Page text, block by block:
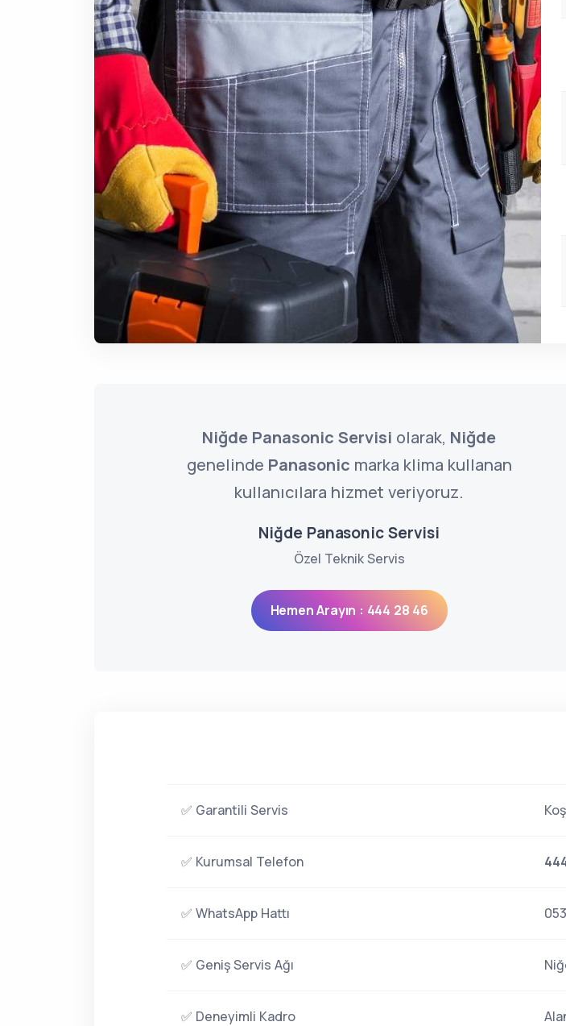
Niğde Panasonic Servisi olarak, Niğde
genelinde Panasonic marka klima kullanan
kullanıcılara hizmet veriyoruz.
Niğde Panasonic Servisi
Özel Teknik Servis
Hemen Arayın : 444 28 46
✅ Garantili Servis
✅ Kurumsal Telefon
✅ WhatsApp Hattı
✅ Geniş Servis Ağı
✅ Deneyimli Kadro